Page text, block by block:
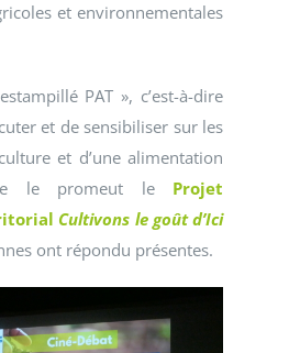
et environnementales
PAT », c’est-à-dire
et de sensibiliser sur les
et d’une alimentation
le promeut le Projet
Cultivons le goût d’Ici
ont répondu présentes.